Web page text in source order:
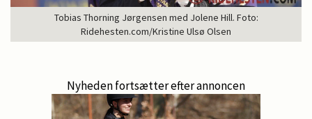
Tobias Thorning Jørgensen med Jolene Hill. Foto:
Ridehesten.com/Kristine Ulsø Olsen
Nyheden fortsætter efter annoncen